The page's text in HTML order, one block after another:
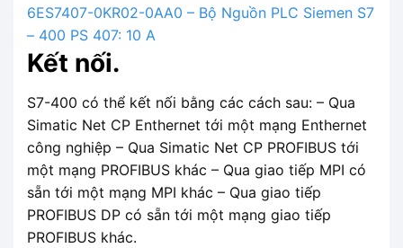
6ES7407-0KR02-0AA0 – Bộ Nguồn PLC Siemen S7
– 400 PS 407: 10 A
Kết nối.
S7-400 có thể kết nối bằng các cách sau: – Qua
Simatic Net CP Enthernet tới một mạng Enthernet
công nghiệp – Qua Simatic Net CP PROFIBUS tới
một mạng PROFIBUS khác – Qua giao tiếp MPI có
sẵn tới một mạng MPI khác – Qua giao tiếp
PROFIBUS DP có sẵn tới một mạng giao tiếp
PROFIBUS khác.